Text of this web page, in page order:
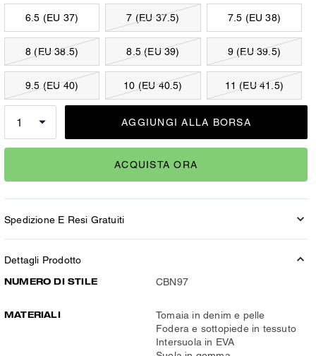
6.5 (EU 37) 7 (EU 37.5) 7.5 (EU 38)
8 (EU 38.5) 8.5 (EU 39) 9 (EU 39.5)
9.5 (EU 40) 10 (EU 40.5) 11 (EU 41.5)
AGGIUNGI ALLA BORSA
ACQUISTA ORA
Spedizione E Resi Gratuiti
Dettagli Prodotto
NUMERO DI STILE
CBN97
MATERIALI
Tomaia in denim e pelle
Fodera e sottopiede in tessuto
Intersuola in EVA